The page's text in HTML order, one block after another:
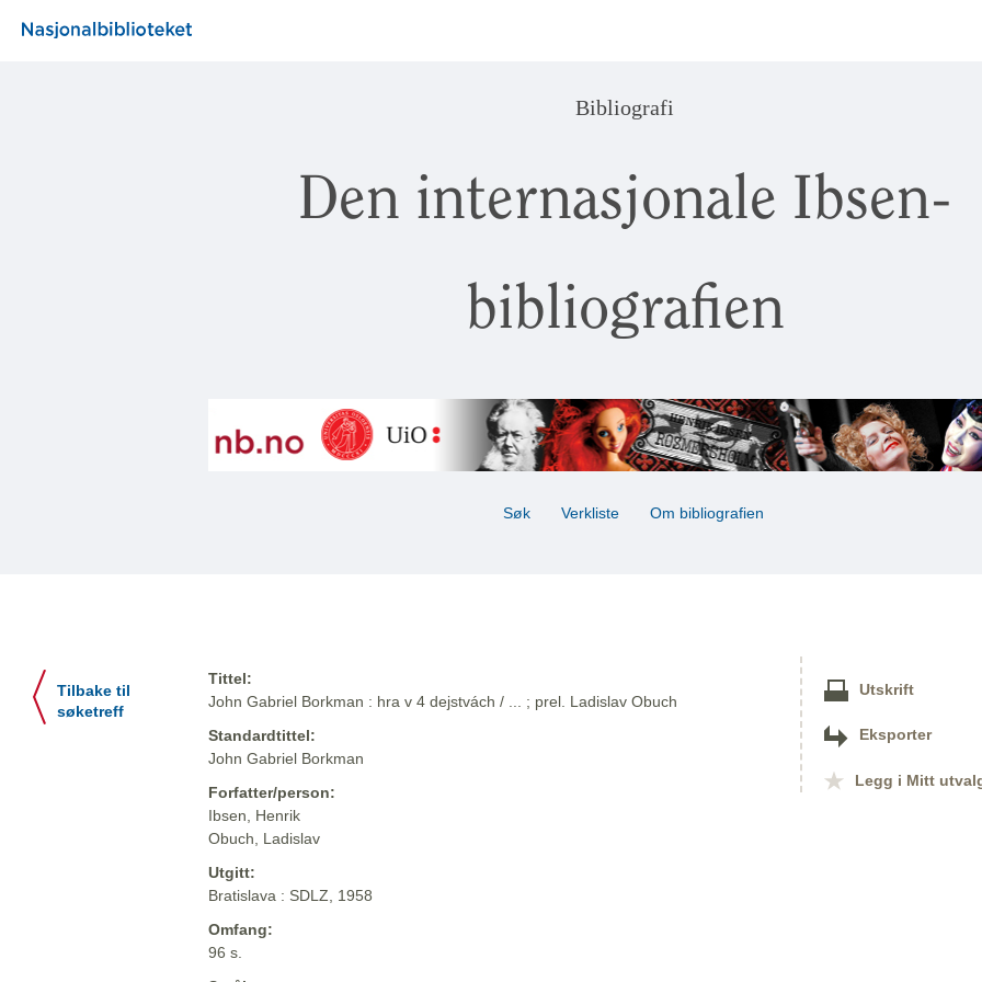
Bibliografi
Den internasjonale Ibsen-
bibliografien
Søk Verkliste Om bibliografien
Tilbake til
søketreff
Tittel:
John Gabriel Borkman : hra v 4 dejstvách / ... ; prel. Ladislav Obuch
Standardtittel:
John Gabriel Borkman
Forfatter/person:
Ibsen, Henrik
Obuch, Ladislav
Utgitt:
Bratislava : SDLZ, 1958
Omfang:
96 s.
Utskrift
Eksporter
Legg i Mitt